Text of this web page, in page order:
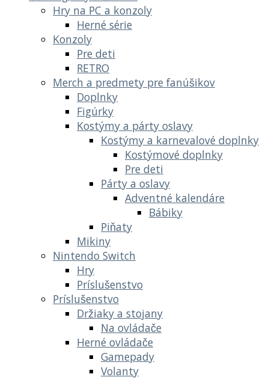
Hry na PC a konzoly
Herné série
Konzoly
Pre deti
RETRO
Merch a predmety pre fanúšikov
Doplnky
Figúrky
Kostýmy a párty oslavy
Kostýmy a karnevalové doplnky
Kostýmové doplnky
Pre deti
Párty a oslavy
Adventné kalendáre
Bábiky
Piňaty
Mikiny
Nintendo Switch
Hry
Príslušenstvo
Príslušenstvo
Držiaky a stojany
Na ovládače
Herné ovládače
Gamepady
Volanty